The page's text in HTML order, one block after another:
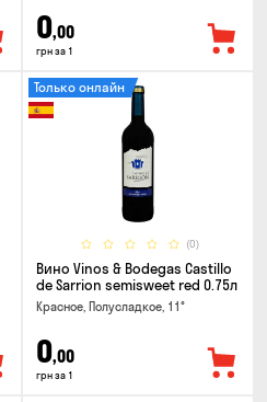
0,00
грн за 1
(0)
Только онлайн
Вино Vinos & Bodegas Castillo
de Sarrion semisweet red 0.75л
Красное, Полусладкое, 11°
0,00
грн за 1